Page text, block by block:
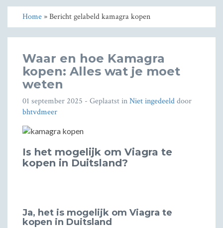
Home» Bericht gelabeld kamagra kopen
Waar en hoe Kamagra
kopen: Alles wat je moet
weten
01 september 2025 - Geplaatst inNiet ingedeelddoor
bhtvdmeer
Is het mogelijk om Viagra te
kopen in Duitsland?
Ja, het is mogelijk om Viagra te
kopen in Duitsland